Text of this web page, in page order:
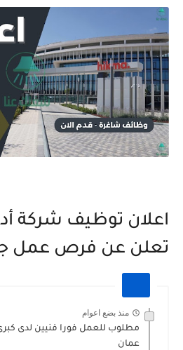
اعلان توظيف شركة
تعلن عن فرص عمل
منذ بضع اعوام
مطلوب للعمل فورا فنيين لدى
عمان